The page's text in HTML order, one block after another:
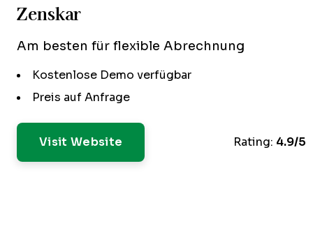
Zenskar
Am besten für flexible Abrechnung
Kostenlose Demo verfügbar
Preis auf Anfrage
Visit Website Rating: 4.9/5